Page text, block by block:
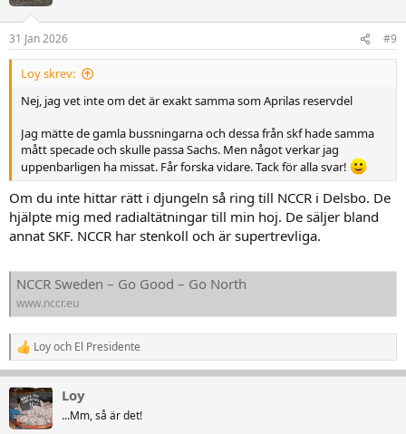
31 Jan 2026 #9
Loy skrev:
Nej, jag vet inte om det är exakt samma som Aprilas reservdel
Jag mätte de gamla bussningarna och dessa från skf hade samma
mått specade och skulle passa Sachs. Men något verkar jag
uppenbarligen ha missat. Får forska vidare. Tack för alla svar!
Om du inte hittar rätt i djungeln så ring till NCCR i Delsbo. De
hjälpte mig med radialtätningar till min hoj. De säljer bland
annat SKF. NCCR har stenkoll och är supertrevliga.
NCCR Sweden – Go Good – Go North
www.nccr.eu
R
e
a
k
t
i
Loyoch El Presidente
Loy
...Mm, så är det!